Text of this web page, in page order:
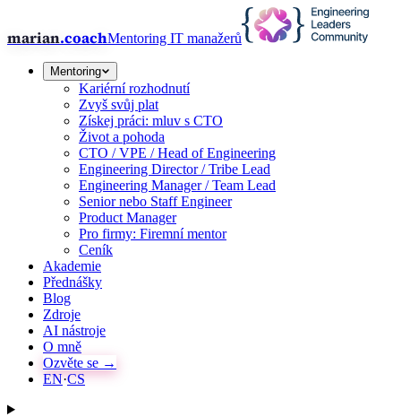
marian.coachMentoring IT manažerů
Mentoring
Kariérní rozhodnutí
Zvyš svůj plat
Získej práci: mluv s CTO
Život a pohoda
CTO / VPE / Head of Engineering
Engineering Director / Tribe Lead
Engineering Manager / Team Lead
Senior nebo Staff Engineer
Product Manager
Pro firmy: Firemní mentor
Ceník
Akademie
Přednášky
Blog
Zdroje
AI nástroje
O mně
Ozvěte se →
EN·CS